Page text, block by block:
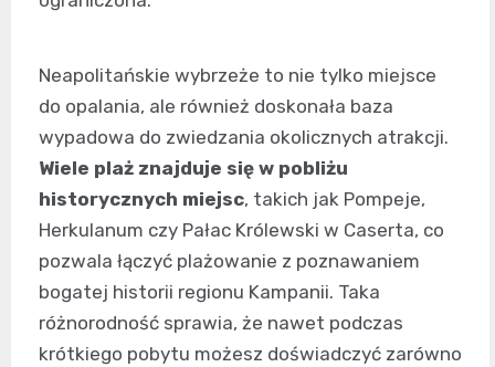
Neapolitańskie wybrzeże to nie tylko miejsce
do opalania, ale również doskonała baza
wypadowa do zwiedzania okolicznych atrakcji.
Wiele plaż znajduje się w pobliżu
historycznych miejsc, takich jak Pompeje,
Herkulanum czy Pałac Królewski w Caserta, co
pozwala łączyć plażowanie z poznawaniem
bogatej historii regionu Kampanii. Taka
różnorodność sprawia, że nawet podczas
krótkiego pobytu możesz doświadczyć zarówno